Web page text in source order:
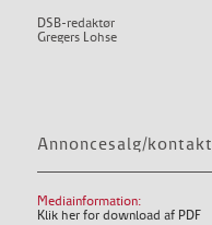
DSB-redaktør
Gregers Lohse
Annoncesalg/kontakt
Mediainformation:
Klik her for download af PDF